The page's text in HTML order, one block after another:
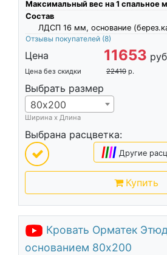
Максимальный вес на 1 спальное
Состав
ЛДСП 16 мм, основание
Отзывы покупателей (8)
Цена 11653
Цена без скидки 22410 р.
Выбрать размер
80х200
Ширина х Длина
Выбрана расцветка:
|||| Другие
Купить
Кровать Орматек
основанием 80х200